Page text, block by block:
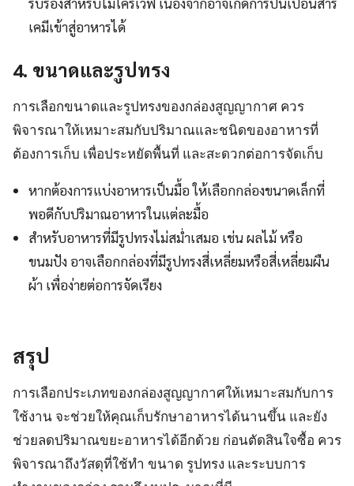
เคมีเข้าสู่อาหารได้
4. ขนาดและรูปทรง
การเลือกขนาดและรูปทรงของกล่องสูญญากาศ ควร
พิจารณาให้เหมาะสมกับปริมาณและชนิดของอาหารที่
ต้องการเก็บ เพื่อประหยัดพื้นที่ และสะดวกต่อการจัดเก็บ
หากต้องการแบ่งอาหารเป็นมื้อ ให้เลือกกล่องขนาดเล็กที่
พอดีกับปริมาณอาหารในแต่ละมื้อ
สำหรับอาหารที่มีรูปทรงไม่สม่ำเสมอ เช่น ผลไม้ หรือ
ขนมปัง อาจเลือกกล่องที่มีรูปทรงสี่เหลี่ยมหรือสี่เหลี่ยมผืน
ผ้า เพื่อง่ายต่อการจัดเรียง
สรุป
การเลือกประเภทของกล่องสูญญากาศให้เหมาะสมกับการ
ใช้งาน จะช่วยให้คุณเก็บรักษาอาหารได้นานขึ้น และยัง
ช่วยลดปริมาณขยะอาหารได้อีกด้วย ก่อนตัดสินใจซื้อ ควร
พิจารณาถึงวัสดุที่ใช้ทำ ขนาด รูปทรง และระบบการ